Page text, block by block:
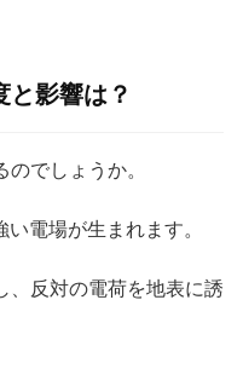
影響は？
でしょうか。
電場が生まれます。
、反対の電荷を地表に誘